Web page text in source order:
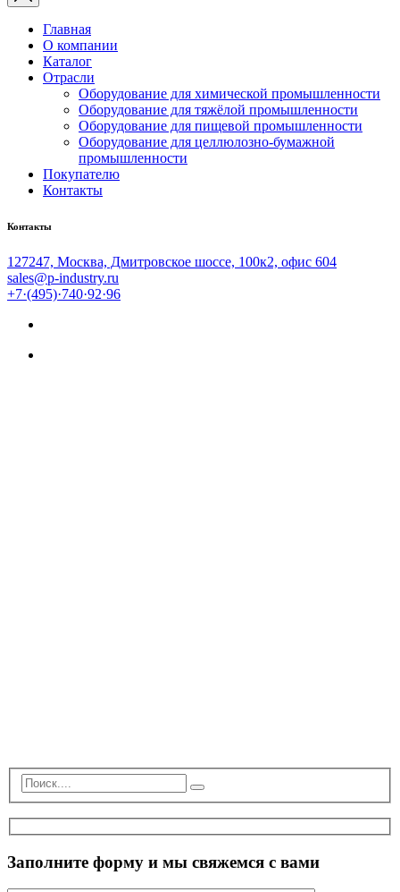
Главная
О компании
Каталог
Отрасли
Оборудование для химической промышленности
Оборудование для тяжёлой промышленности
Оборудование для пищевой промышленности
Оборудование для целлюлозно-бумажной
промышленности
Покупателю
Контакты
Контакты
127247, Москва, Дмитровское шоссе, 100к2, офис 604
sales@p-industry.ru
+7·(495)·740·92·96
Заполните форму и мы свяжемся с вами